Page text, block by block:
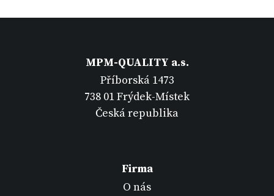
MPM-QUALITY a.s.
Příborská 1473
738 01 Frýdek-Místek
Česká republika
Firma
O nás